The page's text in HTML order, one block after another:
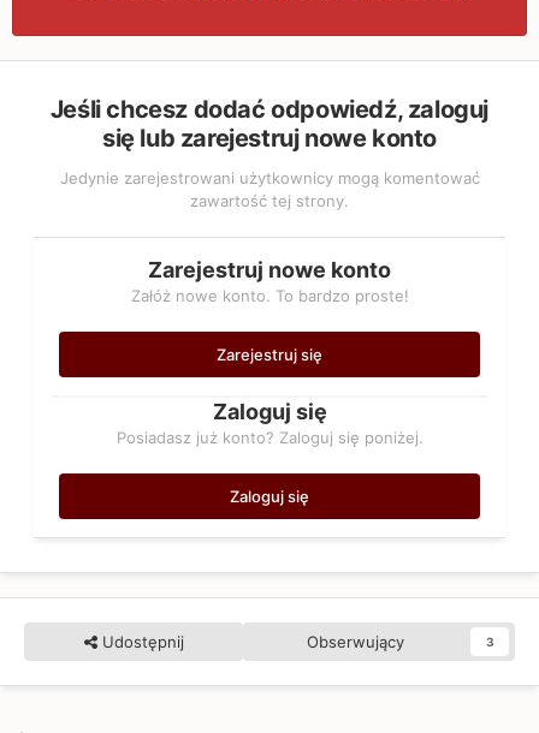
Jeśli chcesz dodać odpowiedź, zaloguj
się lub zarejestruj nowe konto
Jedynie zarejestrowani użytkownicy mogą komentować
zawartość tej strony.
Zarejestruj nowe konto
Załóż nowe konto. To bardzo proste!
Zarejestruj się
Zaloguj się
Posiadasz już konto? Zaloguj się poniżej.
Zaloguj się
Udostępnij Obserwujący 3